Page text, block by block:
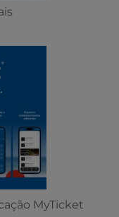
MyTicket